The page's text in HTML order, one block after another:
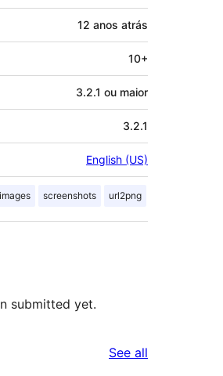
12 anos atrás
10+
3.2.1 ou maior
3.2.1
English (US)
images screenshots url2png
submitted yet.
See all